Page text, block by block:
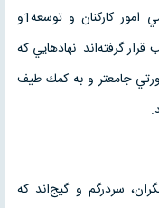
صورت گرفته است كه از سوي مؤسسة رسمي امور كاركنان و توسعه1و
گرفته‌اند. نهادهايي كه
جامعتر و به كمك طيف
سردرگم و گيج‌اند كه